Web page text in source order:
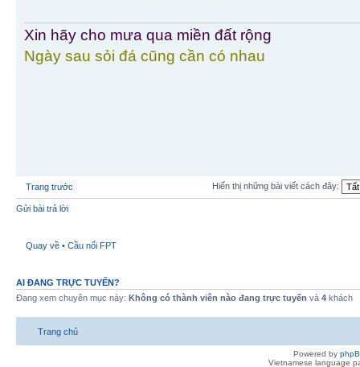
Xin hãy cho mưa qua miền đất rộng
Ngày sau sỏi đá cũng cần có nhau
Trang trước Hiển thị những bài viết cách đây:
Gửi bài trả lời
Quay về • Cầu nối FPT
AI ĐANG TRỰC TUYẾN?
Đang xem chuyên mục này: Không có thành viên nào đang trực tuyến và 4 khách
Trang chủ
Powered by
Vietnamese language